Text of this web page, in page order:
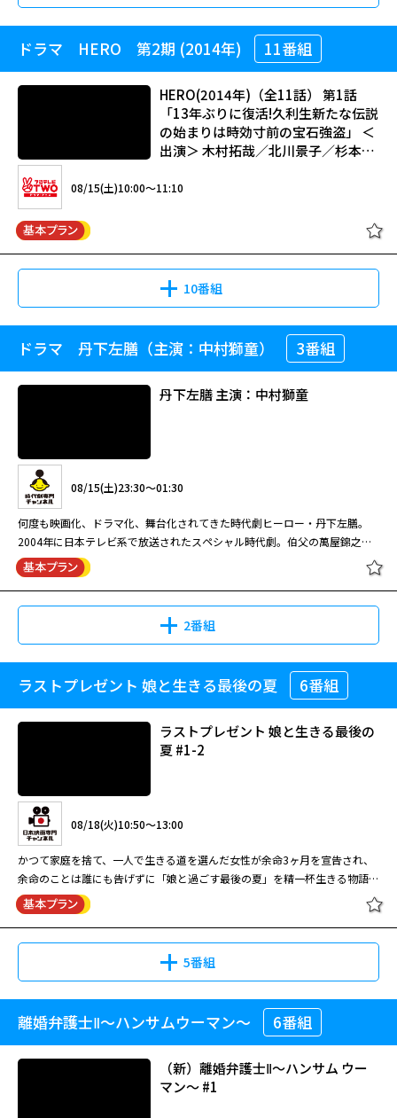
冨樫に不信を抱いた冨樫組傘下の竜王会組長・南（松重豊）は冨樫の陰謀に
より、刑務所に送り込まれてしまう。そんなある日、南に代わって組を仕切
る事になった新城（鬼丸）と南の妹・洋子（中村麻美）の前に滝島が現れ、
ある企みを話し始める…。
08/19(水)03:20～04:55
極道の世界に突如舞い降りた男・滝島の生き様を描いた任侠アクション。侠
に戦い、侠に死す！お前ら、三途の川まで道連れだ！ 侠を極め鬼と化す！
寂れた街―――陽炎の中、突如現れた謎の男・滝島（哀川翔）―――その目は悲しみと憎
悪に支配されていた…。シャブにまみれた冨樫組組長・冨樫（下元史朗）汚
職刑事・村田（寺島進）を金で操り、街を意のままに牛耳っていた。そんな
冨樫に不信を抱いた冨樫組傘下の竜王会組長・南（松重豊）は冨樫の陰謀に
より、刑務所に送り込まれてしまう。そんなある日、南に代わって組を仕切
る事になった新城（鬼丸）と南の妹・洋子（中村麻美）の前に滝島が現れ、
ある企みを話し始める…。
超極道
08/21(金)11:30～13:05
極道の世界に突如舞い降りた男・滝島の生き様を描いた任侠アクション。侠
に戦い、侠に死す！お前ら、三途の川まで道連れだ！ 侠を極め鬼と化す！
職刑事・村田（寺島進）を金で操り、街を意のままに牛耳っていた。そんな
冨樫に不信を抱いた冨樫組傘下の竜王会組長・南（松重豊）は冨樫の陰謀に
より、刑務所に送り込まれてしまう。そんなある日、南に代わって組を仕切
る事になった新城（鬼丸）と南の妹・洋子（中村麻美）の前に滝島が現れ、
ある企みを話し始める…。
08/24(月)16:30～18:05
極道の世界に突如舞い降りた男・滝島の生き様を描いた任侠アクション。侠
に戦い、侠に死す！お前ら、三途の川まで道連れだ！ 侠を極め鬼と化す！
寂れた街―――陽炎の中、突如現れた謎の男・滝島（哀川翔）―――その目は悲しみと憎
職刑事・村田（寺島進）を金で操り、街を意のままに牛耳っていた。そんな
冨樫に不信を抱いた冨樫組傘下の竜王会組長・南（松重豊）は冨樫の陰謀に
る事になった新城（鬼丸）と南の妹・洋子（中村麻美）の前に滝島が現れ、
超極道
極道の世界に突如舞い降りた男・滝島の生き様を描いた任侠アクション。侠
に戦い、侠に死す！お前ら、三途の川まで道連れだ！ 侠を極め鬼と化す！
寂れた街―――陽炎の中、突如現れた謎の男・滝島（哀川翔）―――その目は悲しみと憎
悪に支配されていた…。シャブにまみれた冨樫組組長・冨樫（下元史朗）汚
職刑事・村田（寺島進）を金で操り、街を意のままに牛耳っていた。そんな
冨樫に不信を抱いた冨樫組傘下の竜王会組長・南（松重豊）は冨樫の陰謀に
る事になった新城（鬼丸）と南の妹・洋子（中村麻美）の前に滝島が現れ、
極道の世界に突如舞い降りた男・滝島の生き様を描いた任侠アクション。侠
に戦い、侠に死す！お前ら、三途の川まで道連れだ！ 侠を極め鬼と化す！
寂れた街―――陽炎の中、突如現れた謎の男・滝島（哀川翔）―――その目は悲しみと憎
悪に支配されていた…。シャブにまみれた冨樫組組長・冨樫（下元史朗）汚
08/13(木)07:40～09:41
2002年作【出演】小沢仁志 夏木陽介 光石研 鬼丸【監督】光石冨士朗
大脱獄
08/15(土)17:20～19:21
鬼才・光石冨士朗が描き出す、逃走に憑かれた男の息づまる闘い。オールス
ターキャストで贈る、緊迫の脱獄巨編！！ 骨を砕き、血を流してヤツは出
原（小沢仁志）。誰かが待っているでもなく、自由を求めるでもなく、ただ
ひたすら脱獄する事に全てを賭ける、生まれながらの脱獄者―――弟分・立花（鬼
丸）をかばい、一身に罪を背負って服役していた元石岡組組員・国安（光石
研）は入所後、組を引退し、模範囚として日々を送っていた。が、北原が入
北原は頑なに沈黙を守り続ける。北原が企てる新たな脱獄計画とは…そして
複雑に絡み合う男達の絆の先に待ち受けていたものは…！？
大脱獄
08/18(火)06:00～08:01
鬼才・光石冨士朗が描き出す、逃走に憑かれた男の息づまる闘い。オールス
ターキャストで贈る、緊迫の脱獄巨編！！ 骨を砕き、血を流してヤツは出
る！！ 何かにとり憑かれたように、異様なまでに脱獄に固執する囚人・北
原（小沢仁志）。誰かが待っているでもなく、自由を求めるでもなく、ただ
ひたすら脱獄する事に全てを賭ける、生まれながらの脱獄者―――弟分・立花（鬼
丸）をかばい、一身に罪を背負って服役していた元石岡組組員・国安（光石
研）は入所後、組を引退し、模範囚として日々を送っていた。が、北原が入
獄してきた事により、何かが狂い始める―――。北原の不気味なまでにギラギラと
した目が、国安の中で眠っていた過去を目覚めさせたのだった。一方、看
守・萩原（隆大介）は北原を更正させようと、さまざまな手段を試みるが、
北原は頑なに沈黙を守り続ける。北原が企てる新たな脱獄計画とは…そして
複雑に絡み合う男達の絆の先に待ち受けていたものは…！？
大脱獄
08/21(金)22:10～00:11
鬼才・光石冨士朗が描き出す、逃走に憑かれた男の息づまる闘い。オールス
ターキャストで贈る、緊迫の脱獄巨編！！ 骨を砕き、血を流してヤツは出
ひたすら脱獄する事に全てを賭ける、生まれながらの脱獄者―――弟分・立花（鬼
丸）をかばい、一身に罪を背負って服役していた元石岡組組員・国安（光石
研）は入所後、組を引退し、模範囚として日々を送っていた。が、北原が入
獄してきた事により、何かが狂い始める―――。北原の不気味なまでにギラギラと
した目が、国安の中で眠っていた過去を目覚めさせたのだった。一方、看
守・萩原（隆大介）は北原を更正させようと、さまざまな手段を試みるが、
北原は頑なに沈黙を守り続ける。北原が企てる新たな脱獄計画とは…そして
複雑に絡み合う男達の絆の先に待ち受けていたものは…！？
08/25(火)02:50～04:51
鬼才・光石冨士朗が描き出す、逃走に憑かれた男の息づまる闘い。オールス
ターキャストで贈る、緊迫の脱獄巨編！！ 骨を砕き、血を流してヤツは出
る！！ 何かにとり憑かれたように、異様なまでに脱獄に固執する囚人・北
ひたすら脱獄する事に全てを賭ける、生まれながらの脱獄者―――弟分・立花（鬼
丸）をかばい、一身に罪を背負って服役していた元石岡組組員・国安（光石
獄してきた事により、何かが狂い始める―――。北原の不気味なまでにギラギラと
した目が、国安の中で眠っていた過去を目覚めさせたのだった。一方、看
大脱獄
[HV][字]Answer～警視庁検証捜査官
08/12(水)22:40～01:55
観月ありさ主演のミステリードラマ。出世コースから外れたキャリア管理官
が捜査資料の中から“答え”を見つけ出す。出演はほかに田辺誠一、遠藤憲
一、松重豊、片岡鶴太郎。
[HV][字]Answer～警視庁検証捜査官
【一挙】#5-9[終]
08/13(木)01:55～06:00
観月ありさ主演のミステリードラマ。出世コースから外れたキャリア管理官
ドラマ HERO 第2期 (2014年) 11番組
HERO(2014年)（全11話） 第1話
「13年ぶりに復活!久利生新たな伝説
の始まりは時効寸前の宝石強盗」 ＜
出演＞ 木村拓哉／北川景子／杉本哲
中要次／勝矢／松重豊／八嶋智人／
08/15(土)10:00～11:10
10番組
HERO(2014年)（全11話） 第1話
「13年ぶりに復活!久利生新たな伝説
の始まりは時効寸前の宝石強盗」 ＜
出演＞ 木村拓哉／北川景子／杉本哲
HERO(2014年)（全11話） 第2話
「久利生VS敏腕弁護士!女の敵・・・
二人の痴漢の嘘と謎」 ＜出演＞ 木村
拓哉／北川景子／杉本哲太／濱田岳
／正名僕蔵／吉田羊／田中要次／勝
矢／松重豊／八嶋智人／小日向文世
／角野卓造 ほか
08/15(土)11:10～12:08
HERO(2014年)（全11話） 第3話
「真実の行方 コンビ解消の危機!?絶
体に謝らない検事」 ＜出演＞ 木村拓
角野卓造 ほか
「美鈴検事登場!お前は俺が守る」 ＜
出演＞ 木村拓哉／北川景子／杉本哲
太／濱田岳／正名僕蔵／吉田羊／田
中要次／勝矢／松重豊／八嶋智人／
HERO(2014年)（全11話） 第5話
「鬼の検事と秘密を知る少女の涙」
ドラマ 丹下左膳（主演：中村獅童） 3番組
丹下左膳 主演：中村獅童
08/15(土)23:30～01:30
何度も映画化、ドラマ化、舞台化されてきた時代劇ヒーロー・丹下左膳。
2004年に日本テレビ系で放送されたスペシャル時代劇。伯父の萬屋錦之介
（中村錦之助）も演じたことのある丹下左膳役に挑んだ中村獅童は、同年
12月から新橋演舞場で舞台版『丹下左膳』にも主演し、持ち味を存分に発
徳川八代将軍・吉宗（風間杜夫）の治世。隻眼隻腕の素浪人・丹下左膳（中
村獅童）が居候する浅草駒形の小唄師匠・お藤（ともさかりえ）の家に、鼓
（RIKIYA）から盗んだ壺を持ち込んできた。与吉は、源三郎と司馬道場の
娘・萩乃（宮地真緒）との婚礼を阻止したい師範代・峰丹波（松重豊）に頼
まれ、引き出物として国元から運ばれてきた壺を盗み出したのだ。その後、
ひょんなことから壺は、汁粉屋の小僧・チョビ安（西原信裕）の手を経て左
膳のもとへわたるが、その中には、柳生家に伝わる隠し金百万両の在りかを
2番組
丹下左膳 主演：中村獅童
何度も映画化、ドラマ化、舞台化されてきた時代劇ヒーロー・丹下左膳。
2004年に日本テレビ系で放送されたスペシャル時代劇。伯父の萬屋錦之介
（中村錦之助）も演じたことのある丹下左膳役に挑んだ中村獅童は、同年
12月から新橋演舞場で舞台版『丹下左膳』にも主演し、持ち味を存分に発
揮して好評を得た。墨で描いた髑髏柄が入った白地の着流し衣裳にも注目。
徳川八代将軍・吉宗（風間杜夫）の治世。隻眼隻腕の素浪人・丹下左膳（中
村獅童）が居候する浅草駒形の小唄師匠・お藤（ともさかりえ）の家に、鼓
芸人でお藤の舎弟の与吉（渡辺いっけい）が、伊賀藩の次男坊・柳生源三郎
（RIKIYA）から盗んだ壺を持ち込んできた。与吉は、源三郎と司馬道場の
娘・萩乃（宮地真緒）との婚礼を阻止したい師範代・峰丹波（松重豊）に頼
まれ、引き出物として国元から運ばれてきた壺を盗み出したのだ。その後、
ひょんなことから壺は、汁粉屋の小僧・チョビ安（西原信裕）の手を経て左
膳のもとへわたるが、その中には、柳生家に伝わる隠し金百万両の在りかを
記した図面が隠されているという……。
08/23(日)19:00～21:05
何度も映画化、ドラマ化、舞台化されてきた時代劇ヒーロー・丹下左膳。
（中村錦之助）も演じたことのある丹下左膳役に挑んだ中村獅童は、同年
12月から新橋演舞場で舞台版『丹下左膳』にも主演し、持ち味を存分に発
ラストプレゼント 娘と生きる最後の夏 6番組
ラストプレゼント 娘と生きる最後の
夏 #1-2
08/18(火)10:50～13:00
かつて家庭を捨て、一人で生きる道を選んだ女性が余命3ヶ月を宣告され、
余命のことは誰にも告げずに「娘と過ごす最後の夏」を精一杯生きる物語。
明日香（天海祐希）は設計事務所に勤める一級建築士。彼女にはかつて育児
に疲れ、娘と夫・聡（佐々木蔵之介）を置いて家を出たという過去があっ
っていたが、ここ2年は、プレゼントだけを一方的に送りつけるというひど
い母親だった。そんな明日香が、36歳のある日、ガンで余命３ヶ月と宣告
こには聡の再婚相手で、新しい母親になろうとしている百瀬有里（永作博
美）がいた…。
5番組
ラストプレゼント 娘と生きる最後の
離婚弁護士Ⅱ～ハンサムウーマン～ 6番組
（新）離婚弁護士Ⅱ～ハンサム ウー
マン～ #1